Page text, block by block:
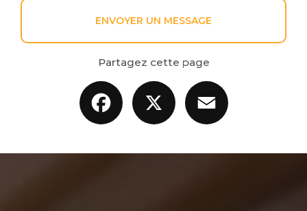
ENVOYER UN MESSAGE
Partagez cette page
Facebook